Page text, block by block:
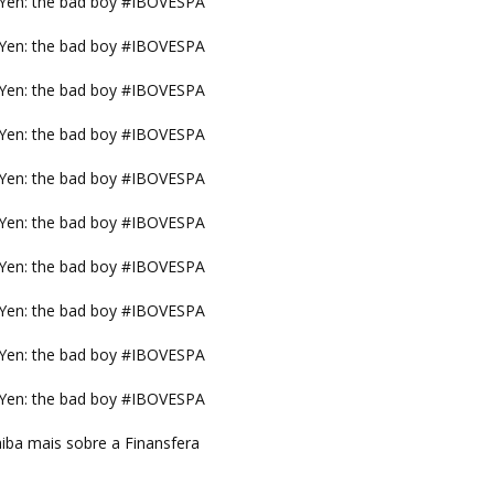
the bad boy #IBOVESPA
the bad boy #IBOVESPA
the bad boy #IBOVESPA
the bad boy #IBOVESPA
the bad boy #IBOVESPA
the bad boy #IBOVESPA
the bad boy #IBOVESPA
the bad boy #IBOVESPA
the bad boy #IBOVESPA
mais sobre a Finansfera